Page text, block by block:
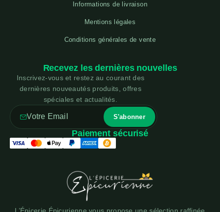
Informations de livraison
Mentions légales
Conditions générales de vente
Recevez les dernières nouvelles
Inscrivez-vous et restez au courant des
dernières nouveautés produits, offres
spéciales et actualités.
Paiement sécurisé